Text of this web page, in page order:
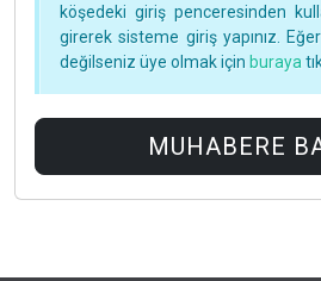
köşedeki giriş penceresinden
girerek sisteme giriş yapınız.
değilseniz üye olmak için buraya
MUHABERE